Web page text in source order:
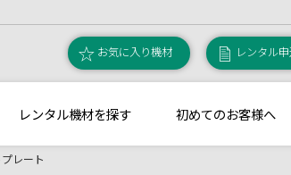
お気に入り機材 レンタル
レンタル機材を探す 初めてのお客様へ
レート